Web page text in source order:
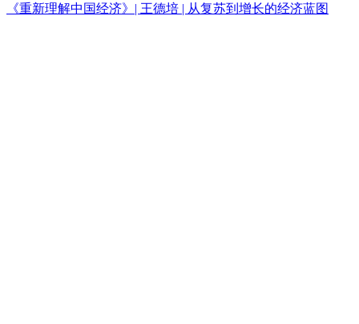
《重新理解中国经济》| 王德培 | 从复苏到增长的经济蓝图